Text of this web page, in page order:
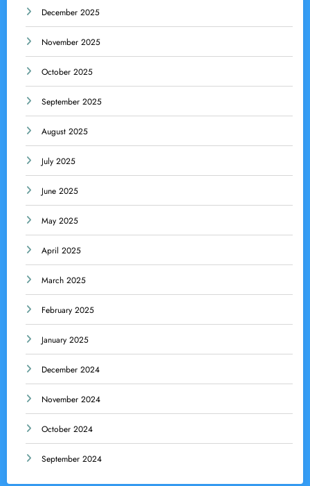
December 2025
November 2025
October 2025
September 2025
August 2025
July 2025
June 2025
May 2025
April 2025
March 2025
February 2025
January 2025
December 2024
November 2024
October 2024
September 2024